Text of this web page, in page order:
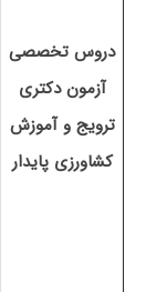
دروس تخصصی
آزمون دکتری
ﺗﺮوﻳﺞ و آﻣﻮزش
ﻛﺸﺎورزی ﭘﺎﻳﺪار